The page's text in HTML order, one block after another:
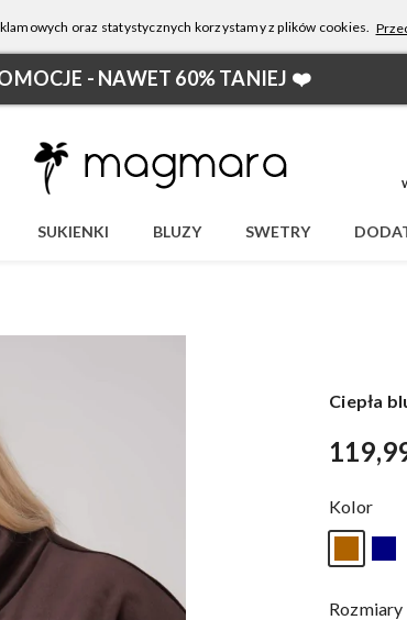
oraz statystycznych korzystamy z plików cookies.
- NAWET 60% TANIEJ ❤️
SUKIENKI BLUZY SWETRY
Ciepła
Kolor
Rozmiary